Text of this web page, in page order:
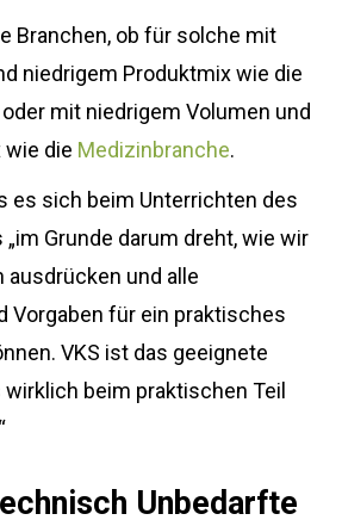
Branchen, ob für solche mit
niedrigem Produktmix wie die
oder mit niedrigem Volumen und
wie die Medizinbranche.
es sich beim Unterrichten des
Grunde darum dreht, wie wir
ausdrücken und alle
Vorgaben für ein praktisches
VKS ist das geeignete
beim praktischen Teil
Unbedarfte